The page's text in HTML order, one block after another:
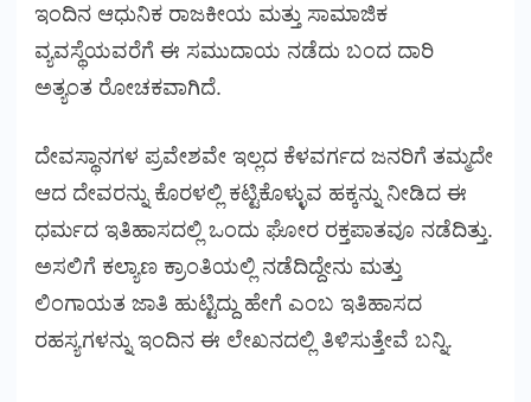
ಇಂದಿನ ಆಧುನಿಕ ರಾಜಕೀಯ ಮತ್ತು ಸಾಮಾಜಿಕ
ವ್ಯವಸ್ಥೆಯವರೆಗೆ ಈ ಸಮುದಾಯ ನಡೆದು ಬಂದ ದಾರಿ
ಅತ್ಯಂತ ರೋಚಕವಾಗಿದೆ.
ದೇವಸ್ಥಾನಗಳ ಪ್ರವೇಶವೇ ಇಲ್ಲದ ಕೆಳವರ್ಗದ ಜನರಿಗೆ ತಮ್ಮದೇ
ಆದ ದೇವರನ್ನು ಕೊರಳಲ್ಲಿ ಕಟ್ಟಿಕೊಳ್ಳುವ ಹಕ್ಕನ್ನು ನೀಡಿದ ಈ
ಧರ್ಮದ ಇತಿಹಾಸದಲ್ಲಿ ಒಂದು ಘೋರ ರಕ್ತಪಾತವೂ ನಡೆದಿತ್ತು.
ಅಸಲಿಗೆ ಕಲ್ಯಾಣ ಕ್ರಾಂತಿಯಲ್ಲಿ ನಡೆದಿದ್ದೇನು ಮತ್ತು
ಲಿಂಗಾಯತ ಜಾತಿ ಹುಟ್ಟಿದ್ದು ಹೇಗೆ ಎಂಬ ಇತಿಹಾಸದ
ರಹಸ್ಯಗಳನ್ನು ಇಂದಿನ ಈ ಲೇಖನದಲ್ಲಿ ತಿಳಿಸುತ್ತೇವೆ ಬನ್ನಿ.